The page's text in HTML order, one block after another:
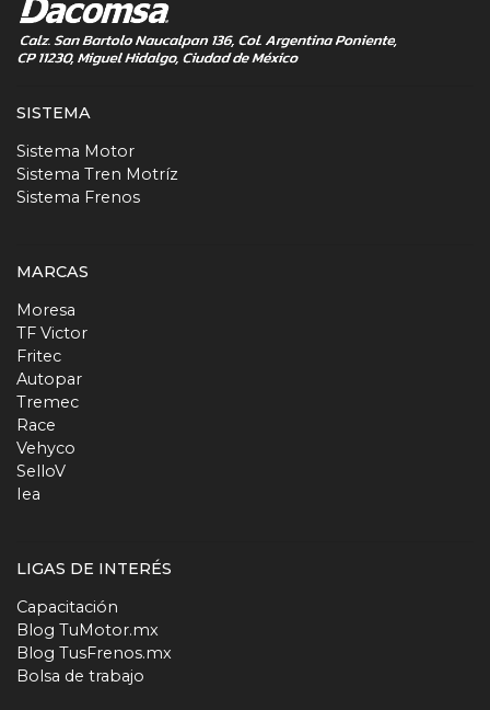
SISTEMA
Sistema Motor
Sistema Tren Motríz
Sistema Frenos
MARCAS
Moresa
TF Victor
Fritec
Autopar
Tremec
Race
Vehyco
SelloV
Iea
LIGAS DE INTERÉS
Capacitación
Blog TuMotor.mx
Blog TusFrenos.mx
Bolsa de trabajo